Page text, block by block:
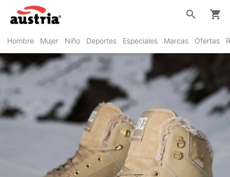
Hombre Mujer Niño Deportes Especiales Marcas Ofertas
search shopping_cart